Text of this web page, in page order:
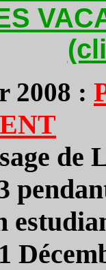
2008 :
de